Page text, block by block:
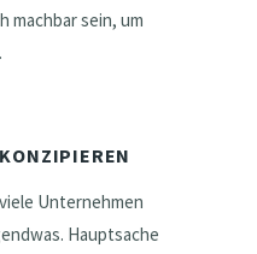
machbar sein, um
Unternehmen
Hauptsache